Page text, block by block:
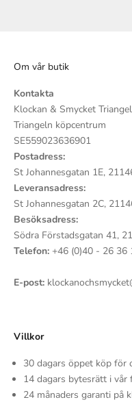
Om vår butik
Kontakta
Klockan & Smycket
Triangeln köpcentrum
SE559023636901
Postadress:
St Johannesgatan 1E,
Leveransadress:
St Johannesgatan 2C,
Besöksadress:
Södra Förstadsgatan 41,
Telefon: +46 (0)40 - 26 36
E-post:
Villkor
30 dagars öppet köp för
14 dagars bytesrätt i vår
24 månaders garanti på